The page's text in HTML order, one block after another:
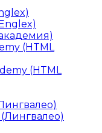
(HTML
(HTML